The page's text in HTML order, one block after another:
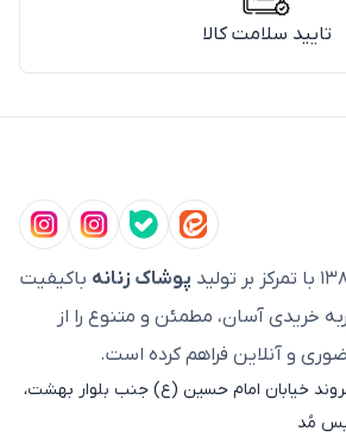
تایید سلامت کالا
پوشاک زنانه باکیفیت
خریدی آسان، مطمئن و متنوع را از
و آنلاین فراهم کرده است.
خیابان امام حسین (ع) جنب بلوار بهشت،
مُد